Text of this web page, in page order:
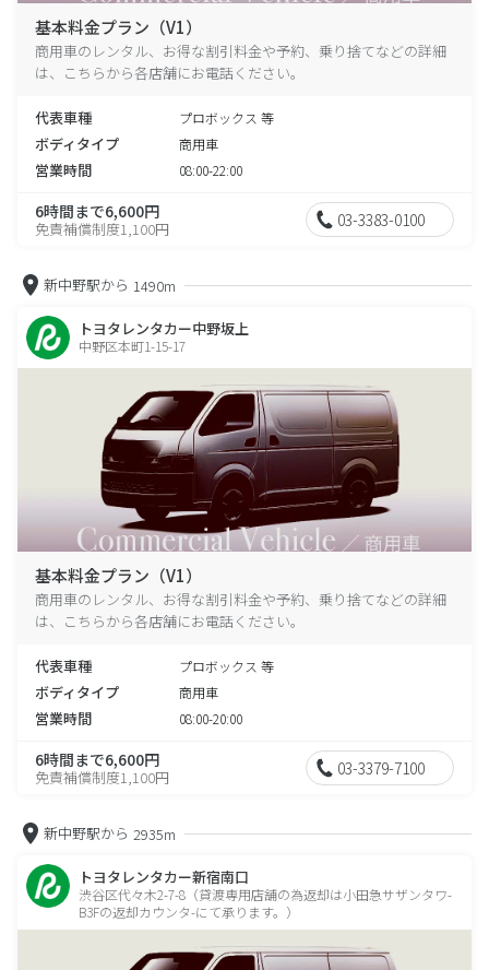
基本料金プラン（V1）
商用車のレンタル、お得な割引料金や予約、乗り捨てなどの詳細
は、こちらから各店舗にお電話ください。
代表車種 プロボックス 等
ボディタイプ 商用車
営業時間 08:00-22:00
6時間まで6,600円
免責補償制度1,100円 03-3383-0100
新中野駅から 1490m
トヨタレンタカー中野坂上
中野区本町1-15-17
基本料金プラン（V1）
商用車のレンタル、お得な割引料金や予約、乗り捨てなどの詳細
は、こちらから各店舗にお電話ください。
代表車種 プロボックス 等
ボディタイプ 商用車
営業時間 08:00-20:00
6時間まで6,600円
免責補償制度1,100円 03-3379-7100
新中野駅から 2935m
トヨタレンタカー新宿南口
渋谷区代々木2-7-8（貸渡専用店舗の為返却は小田急サザンタワ-
B3Fの返却カウンタ-にて承ります。）